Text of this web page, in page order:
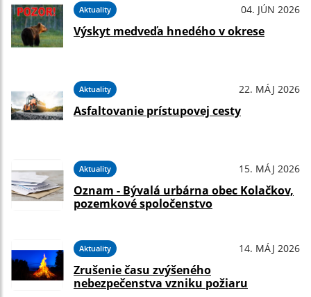
Aktuality 04. JÚN 2026
Výskyt medveďa hnedého v okrese
Aktuality 22. MÁJ 2026
Asfaltovanie prístupovej cesty
Aktuality 15. MÁJ 2026
Oznam - Bývalá urbárna obec Kolačkov,
pozemkové spoločenstvo
Aktuality 14. MÁJ 2026
Zrušenie času zvýšeného
nebezpečenstva vzniku požiaru